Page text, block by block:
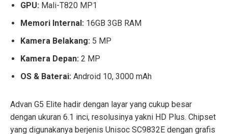
GPU: Mali-T820 MP1
Memori Internal: 16GB 3GB RAM
Kamera Belakang: 5 MP
Kamera Depan: 2 MP
OS & Baterai: Android 10, 3000 mAh
Advan G5 Elite hadir dengan layar yang cukup besar
dengan ukuran 6.1 inci, resolusinya yakni HD Plus. Chipset
yang digunakanya berjenis Unisoc SC9832E dengan grafis